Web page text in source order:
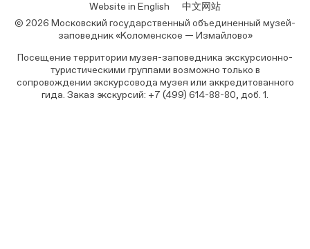
Website in English
中文网站
© 2026 Московский государственный объединенный музей-
заповедник «Коломенское — Измайлово»
Посещение территории музея-заповедника экскурсионно-
туристическими группами возможно только в
сопровождении экскурсовода музея или аккредитованного
гида. Заказ экскурсий: +7 (499) 614-88-80, доб. 1.